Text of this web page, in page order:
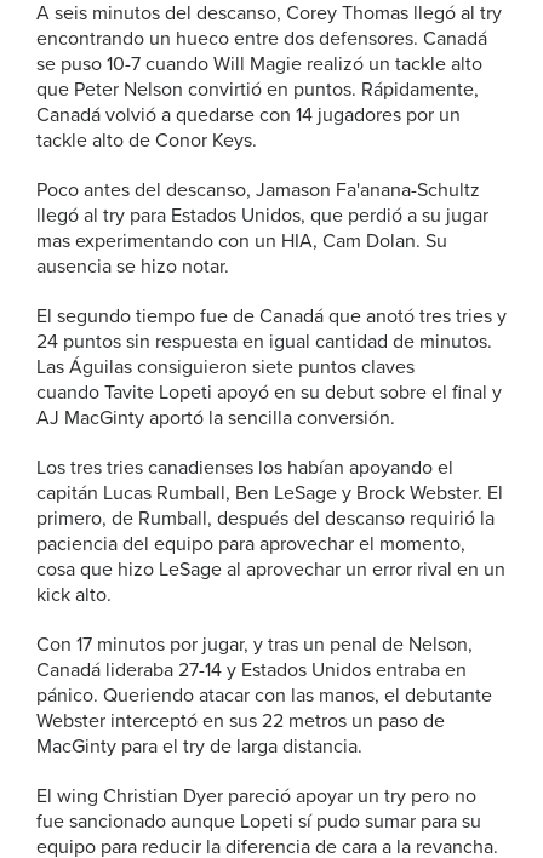
A seis minutos del descanso, Corey Thomas llegó al try
encontrando un hueco entre dos defensores. Canadá
se puso 10-7 cuando Will Magie realizó un tackle alto
que Peter Nelson convirtió en puntos. Rápidamente,
Canadá volvió a quedarse con 14 jugadores por un
tackle alto de Conor Keys.
Poco antes del descanso, Jamason Fa'anana-Schultz
llegó al try para Estados Unidos, que perdió a su jugar
mas experimentando con un HIA, Cam Dolan. Su
ausencia se hizo notar.
El segundo tiempo fue de Canadá que anotó tres tries y
24 puntos sin respuesta en igual cantidad de minutos.
Las Águilas consiguieron siete puntos claves
cuando Tavite Lopeti apoyó en su debut sobre el final y
AJ MacGinty aportó la sencilla conversión.
Los tres tries canadienses los habían apoyando el
capitán Lucas Rumball, Ben LeSage y Brock Webster. El
primero, de Rumball, después del descanso requirió la
paciencia del equipo para aprovechar el momento,
cosa que hizo LeSage al aprovechar un error rival en un
kick alto.
Con 17 minutos por jugar, y tras un penal de Nelson,
Canadá lideraba 27-14 y Estados Unidos entraba en
pánico. Queriendo atacar con las manos, el debutante
Webster interceptó en sus 22 metros un paso de
MacGinty para el try de larga distancia.
El wing Christian Dyer pareció apoyar un try pero no
fue sancionado aunque Lopeti sí pudo sumar para su
equipo para reducir la diferencia de cara a la revancha.